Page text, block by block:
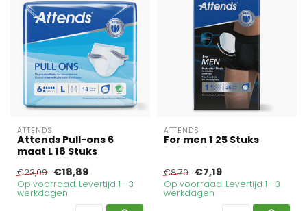
ATTENDS
Attends Pull-ons 6
maat L 18 Stuks
€23,09 €18,89
Op voorraad. Levertijd 1 - 3
werkdagen
ATTENDS
For men 1 25 Stuks
€8,79 €7,19
Op voorraad. Levertijd 1 - 3
werkdagen